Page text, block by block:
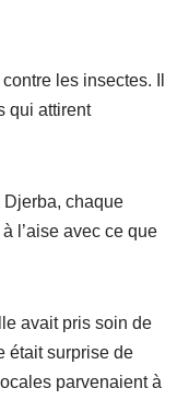
les insectes. Il
qui attirent
Djerba, chaque
l’aise avec ce que
avait pris soin de
était surprise de
parvenaient à